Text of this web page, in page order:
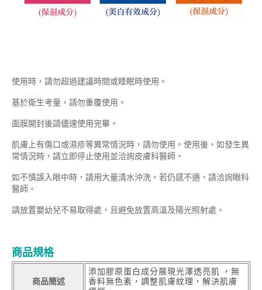
使用時，請勿超過建議時間或睡眠時使用。
基於衛生考量，請勿重覆使用。
面膜開封後請儘速使用完畢。
肌膚上有傷口或濕疹等異常情況時，請勿使用。使用後，如發生異
常情況時，請立即停止使用並洽詢皮膚科醫師。
如不慎誤入眼中時，請用大量清水沖洗。若仍感不適，請洽詢眼科
醫師。
請放置嬰幼兒不易取得處，且避免放置高溫及陽光照射處。
商品規格
商品簡述
添加膠原蛋白成分展現光澤透亮肌 ，無
香料無色素，調整肌膚紋理，解決肌膚